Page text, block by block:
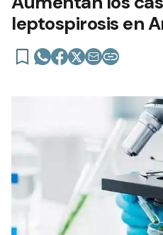
leptospirosis en